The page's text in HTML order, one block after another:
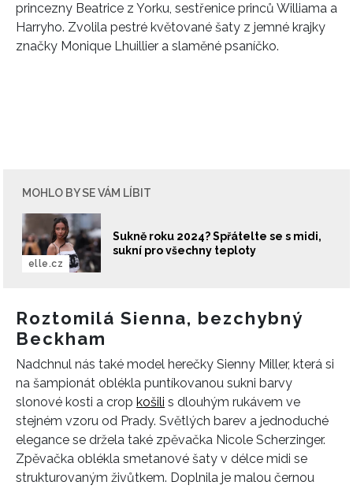
princezny Beatrice z Yorku, sestřenice princů Williama a
Harryho. Zvolila pestré květované šaty z jemné krajky
značky Monique Lhuillier a slaměné psaníčko.
MOHLO BY SE VÁM LÍBIT
Sukně roku 2024? Spřátelte se s midi,
sukní pro všechny teploty
elle.cz
Roztomilá Sienna, bezchybný
Beckham
Nadchnul nás také model herečky Sienny Miller, která si
na šampionát oblékla puntíkovanou sukni barvy
slonové kosti a crop košili s dlouhým rukávem ve
stejném vzoru od Prady. Světlých barev a jednoduché
elegance se držela také zpěvačka Nicole Scherzinger.
Zpěvačka oblékla smetanové šaty v délce midi se
strukturovaným živůtkem. Doplnila je malou černou